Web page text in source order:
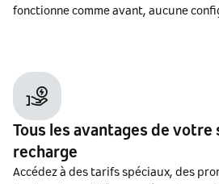
fonctionne comme avant, aucune
Tous les avantages de votre
recharge
Accédez à des tarifs spéciaux, des